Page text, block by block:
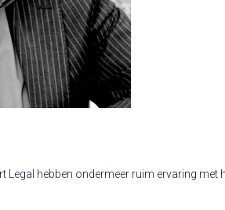
hebben ondermeer ruim ervaring met